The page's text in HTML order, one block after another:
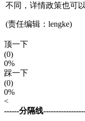
不同，详情政策也可
(责任编辑：lengke)
顶一下
(0)
0%
踩一下
(0)
0%
<
------分隔线